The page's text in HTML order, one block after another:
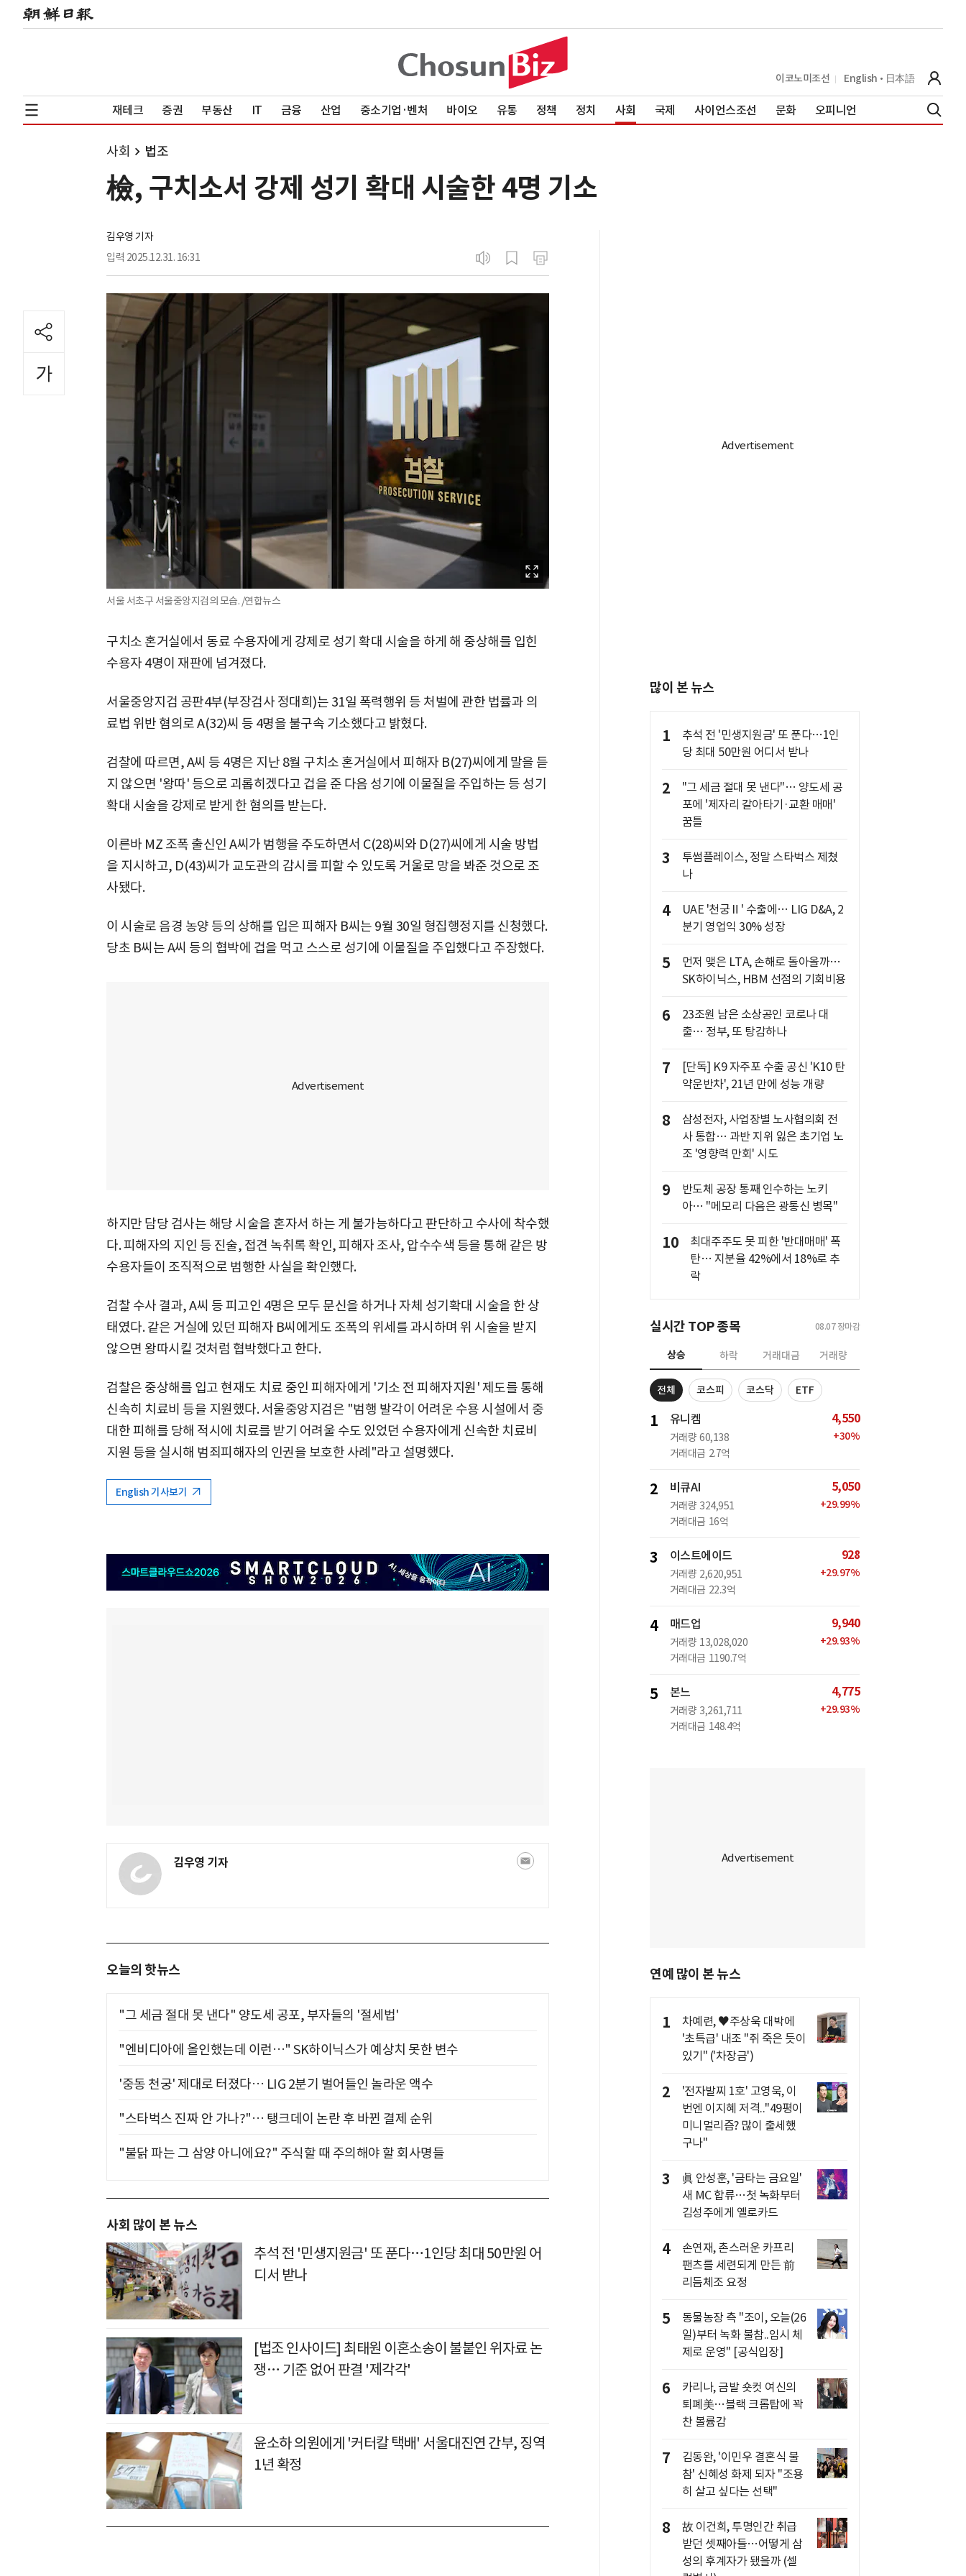
이코노미조선 English 日本語
재테크 증권 부동산 IT 금융 산업 중소기업·벤처 바이오 유통 정책 정치 사회 국제 사이언스조선 문화 오피니언
사회 법조
檢, 구치소서 강제 성기 확대 시술한 4명 기소
김우영 기자
입력 2025.12.31. 16:31
서울 서초구 서울중앙지검의 모습. /연합뉴스
구치소 혼거실에서 동료 수용자에게 강제로 성기 확대 시술을 하게 해 중상해를 입힌
수용자 4명이 재판에 넘겨졌다.
서울중앙지검 공판4부(부장검사 정대희)는 31일 폭력행위 등 처벌에 관한 법률과 의
료법 위반 혐의로 A(32)씨 등 4명을 불구속 기소했다고 밝혔다.
검찰에 따르면, A씨 등 4명은 지난 8월 구치소 혼거실에서 피해자 B(27)씨에게 말을 듣
지 않으면 '왕따' 등으로 괴롭히겠다고 겁을 준 다음 성기에 이물질을 주입하는 등 성기
확대 시술을 강제로 받게 한 혐의를 받는다.
이른바 MZ 조폭 출신인 A씨가 범행을 주도하면서 C(28)씨와 D(27)씨에게 시술 방법
을 지시하고, D(43)씨가 교도관의 감시를 피할 수 있도록 거울로 망을 봐준 것으로 조
사됐다.
이 시술로 음경 농양 등의 상해를 입은 피해자 B씨는 9월 30일 형집행정지를 신청했다.
당초 B씨는 A씨 등의 협박에 겁을 먹고 스스로 성기에 이물질을 주입했다고 주장했다.
하지만 담당 검사는 해당 시술을 혼자서 하는 게 불가능하다고 판단하고 수사에 착수했
다. 피해자의 지인 등 진술, 접견 녹취록 확인, 피해자 조사, 압수수색 등을 통해 같은 방
수용자들이 조직적으로 범행한 사실을 확인했다.
검찰 수사 결과, A씨 등 피고인 4명은 모두 문신을 하거나 자체 성기확대 시술을 한 상
태였다. 같은 거실에 있던 피해자 B씨에게도 조폭의 위세를 과시하며 위 시술을 받지
않으면 왕따시킬 것처럼 협박했다고 한다.
검찰은 중상해를 입고 현재도 치료 중인 피해자에게 '기소 전 피해자지원' 제도를 통해
신속히 치료비 등을 지원했다. 서울중앙지검은 "범행 발각이 어려운 수용 시설에서 중
대한 피해를 당해 적시에 치료를 받기 어려울 수도 있었던 수용자에게 신속한 치료비
지원 등을 실시해 범죄피해자의 인권을 보호한 사례"라고 설명했다.
English 기사보기
김우영 기자
오늘의 핫뉴스
"그 세금 절대 못 낸다" 양도세 공포, 부자들의 '절세법'
"엔비디아에 올인했는데 이런…" SK하이닉스가 예상치 못한 변수
'중동 천궁' 제대로 터졌다… LIG 2분기 벌어들인 놀라운 액수
"스타벅스 진짜 안 가나?"… 탱크데이 논란 후 바뀐 결제 순위
"불닭 파는 그 삼양 아니에요?" 주식할 때 주의해야 할 회사명들
사회 많이 본 뉴스
추석 전 '민생지원금' 또 푼다…1인당 최대 50만원 어
디서 받나
[법조 인사이드] 최태원 이혼소송이 불붙인 위자료 논
쟁… 기준 없어 판결 '제각각'
윤소하 의원에게 '커터칼 택배' 서울대진연 간부, 징역
1년 확정
많이 본 뉴스
1
추석 전 '민생지원금' 또 푼다…1인
당 최대 50만원 어디서 받나
2
"그 세금 절대 못 낸다"… 양도세 공
포에 '제자리 갈아타기·교환 매매'
꿈틀
3
투썸플레이스, 정말 스타벅스 제쳤
나
4
UAE '천궁Ⅱ' 수출에… LIG D&A, 2
분기 영업익 30% 성장
5
먼저 맺은 LTA, 손해로 돌아올까…
SK하이닉스, HBM 선점의 기회비용
6
23조원 남은 소상공인 코로나 대
출… 정부, 또 탕감하나
7
[단독] K9 자주포 수출 공신 'K10 탄
약운반차', 21년 만에 성능 개량
8
삼성전자, 사업장별 노사협의회 전
사 통합… 과반 지위 잃은 초기업 노
조 '영향력 만회' 시도
9
반도체 공장 통째 인수하는 노키
아… "메모리 다음은 광통신 병목"
10
최대주주도 못 피한 '반대매매' 폭
탄… 지분율 42%에서 18%로 추
락
실시간 TOP 종목 08.07 장마감
상승 하락 거래대금 거래량
전체 코스피 코스닥 ETF
1 유니켐
거래량 60,138
거래대금 2.7억
4,550
+30%
2 비큐AI
거래량 324,951
거래대금 16억
5,050
+29.99%
3 이스트에이드
거래량 2,620,951
거래대금 22.3억
928
+29.97%
4 매드업
거래량 13,028,020
거래대금 1190.7억
9,940
+29.93%
5 본느
거래량 3,261,711
거래대금 148.4억
4,775
+29.93%
연예 많이 본 뉴스
1
차예련, ♥주상욱 대박에
'초특급' 내조 "쥐 죽은 듯이
있기" ('차장금')
2
'전자발찌 1호' 고영욱, 이
번엔 이지혜 저격.."49평이
미니멀리즘? 많이 출세했
구나"
3
眞 안성훈, '금타는 금요일'
새 MC 합류…첫 녹화부터
김성주에게 옐로카드
4
손연재, 촌스러운 카프리
팬츠를 세련되게 만든 前
리듬체조 요정
5
동물농장 측 "조이, 오늘(26
일)부터 녹화 불참..임시 체
제로 운영" [공식입장]
6
카리나, 금발 숏컷 여신의
퇴폐美…블랙 크롭탑에 꽉
찬 볼륨감
7
김동완, '이민우 결혼식 불
참' 신혜성 화제 되자 "조용
히 살고 싶다는 선택"
8
故 이건희, 투명인간 취급
받던 셋째아들…어떻게 삼
성의 후계자가 됐을까 (셀